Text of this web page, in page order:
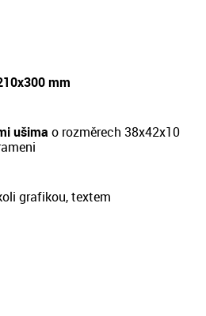
mm
ušima o rozměrech 38x42x10
grafikou, textem